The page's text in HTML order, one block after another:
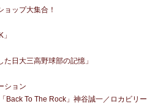
ップ大集合！
日大三高野球部の記憶」
ション
Back To The Rock」神谷誠一／ロカビリー